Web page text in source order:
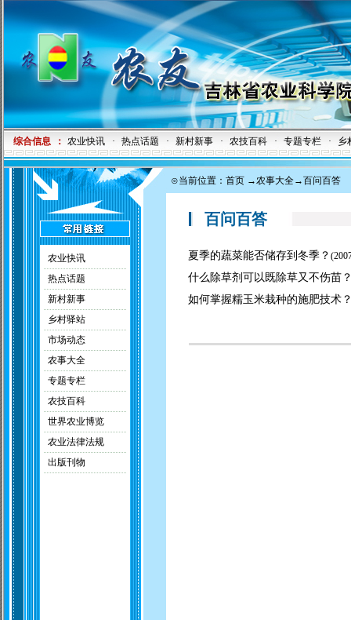
综合信息 ： 农业快讯 · 热点话题 · 新村新事 · 农技百科 · 专题专栏 · 乡
⊙当前位置： 首页→农事大全→百问百答
百问百答
夏季的蔬菜能否储存到冬季？ (
什么除草剂可以既除草又不伤苗
如何掌握糯玉米栽种的施肥技术
农业快讯
热点话题
新村新事
乡村驿站
市场动态
农事大全
专题专栏
农技百科
世界农业博览
农业法律法规
出版刊物